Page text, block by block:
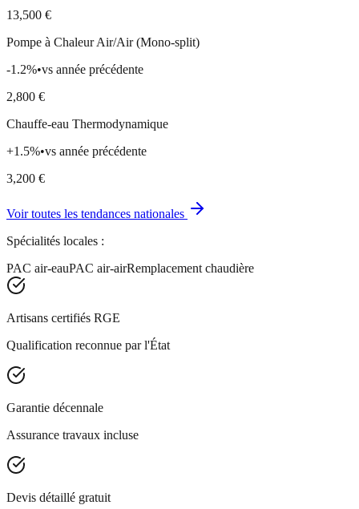
13,500 €
Pompe à Chaleur Air/Air (Mono-split)
-1.2%•vs année précédente
2,800 €
Chauffe-eau Thermodynamique
+1.5%•vs année précédente
3,200 €
Voir toutes les tendances nationales
Spécialités locales :
PAC air-eauPAC air-airRemplacement chaudière
Artisans certifiés RGE
Qualification reconnue par l'État
Garantie décennale
Assurance travaux incluse
Devis détaillé gratuit